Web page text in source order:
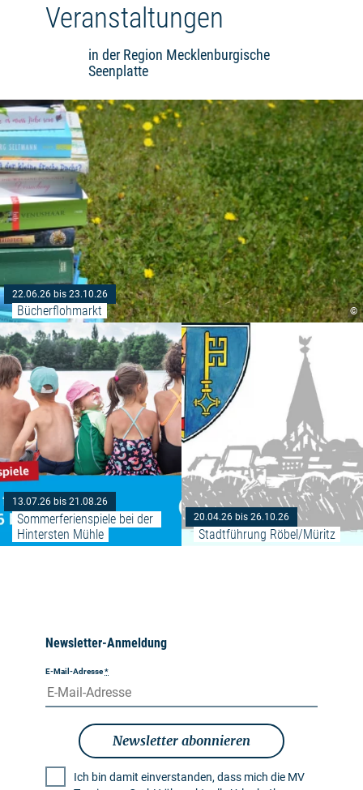
Veranstaltungen
in der Region Mecklenburgische
Seenplatte
©
22.06.26 bis 23.10.26
Bücherflohmarkt
13.07.26 bis 21.08.26
Sommerferienspiele bei der
Hintersten Mühle
Weiterlesen:
20.04.26 bis 26.10.26
Stadtführung Röbel/Müritz
Newsletter-Anmeldung
E-Mail-Adresse*
Newsletter abonnieren
Ich bin damit einverstanden, dass mich die MV